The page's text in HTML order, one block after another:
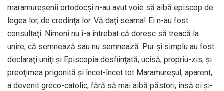
maramureşenii ortodocşi n-au avut voie să aibă episcop de
legea lor, de credinţa lor. Vă daţi seama! Ei n-au fost
consultaţi. Nimeni nu i-a întrebat că doresc să treacă la
unire, că semnează sau nu semnează. Pur şi simplu au fost
declaraţi uniţi şi Episcopia desfiinţată, ucisă, propriu-zis, şi
preoţimea prigonită şi încet-încet tot Maramureşul, aparent,
a devenit greco-catolic, fără să mai aibă păstori, însă ei şi-